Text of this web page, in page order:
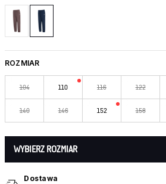
ROZMIAR
104 110 116 122
140 146 152 158
WYBIERZ ROZMIAR
Dostawa